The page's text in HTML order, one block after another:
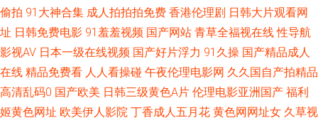
com 神马电影免费版高清电影 91国内精品视频在 国产小视频在线观看 日本
有码区 91精品福利尤物 国产伊人精品 日本三级床震 曰日夜夜精品视频天 国
偷拍 91大神合集 成人拍拍拍免费 香港伦理剧 日韩大片观看网
址 日韩免费电影 91羞羞视频 国产网站 青草全福视在线 性导航
影视AV 日本一级在线视频 国产好片浮力 91久操 国产精品成人
在线 精品免费看 人人看操碰 午夜伦理电影网 久久国自产拍精品
高清乱码0 国产欧美 日韩三级黄色A片 伦理电影亚洲国产 福利
姬黄色网址 欧美伊人影院 丁香成人五月花 黄色网网址女 久草视